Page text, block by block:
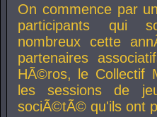
On commence par
participants qui
nombreux cette
partenaires
HÃ©ros, le Collectif
les sessions de
sociÃ©tÃ© qu'ils ont